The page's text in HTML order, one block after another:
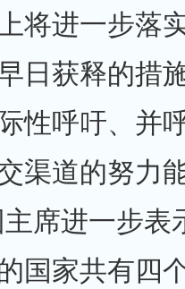
将进一步落
日获释的措
性呼吁、并
渠道的努力
席进一步表
国家共有四